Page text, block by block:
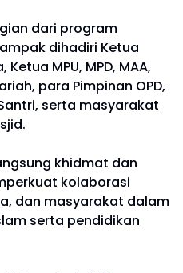
dari program
dihadiri Ketua
MPU, MPD, MAA,
para Pimpinan OPD,
serta masyarakat
khidmat dan
kolaborasi
dan masyarakat dalam
serta pendidikan